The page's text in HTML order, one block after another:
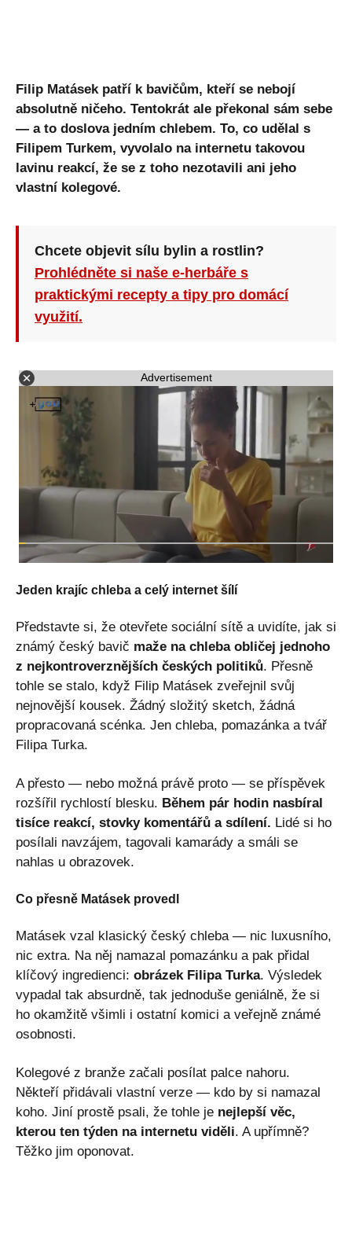
Filip Matásek patří k bavičům, kteří se nebojí
absolutně ničeho. Tentokrát ale překonal sám sebe
— a to doslova jedním chlebem. To, co udělal s
Filipem Turkem, vyvolalo na internetu takovou
lavinu reakcí, že se z toho nezotavili ani jeho
vlastní kolegové.
Chcete objevit sílu bylin a rostlin?
Prohlédněte si naše e-herbáře s
praktickými recepty a tipy pro domácí
využití.
Advertisement
Jeden krajíc chleba a celý internet šílí
Představte si, že otevřete sociální sítě a uvidíte, jak si
známý český bavič maže na chleba obličej jednoho
z nejkontroverznějších českých politiků. Přesně
tohle se stalo, když Filip Matásek zveřejnil svůj
nejnovější kousek. Žádný složitý sketch, žádná
propracovaná scénka. Jen chleba, pomazánka a tvář
Filipa Turka.
A přesto — nebo možná právě proto — se příspěvek
rozšířil rychlostí blesku. Během pár hodin nasbíral
tisíce reakcí, stovky komentářů a sdílení. Lidé si ho
posílali navzájem, tagovali kamarády a smáli se
nahlas u obrazovek.
Co přesně Matásek provedl
Matásek vzal klasický český chleba — nic luxusního,
nic extra. Na něj namazal pomazánku a pak přidal
klíčový ingredienci: obrázek Filipa Turka. Výsledek
vypadal tak absurdně, tak jednoduše geniálně, že si
ho okamžitě všimli i ostatní komici a veřejně známé
osobnosti.
Kolegové z branže začali posílat palce nahoru.
Někteří přidávali vlastní verze — kdo by si namazal
koho. Jiní prostě psali, že tohle je nejlepší věc,
kterou ten týden na internetu viděli. A upřímně?
Těžko jim oponovat.